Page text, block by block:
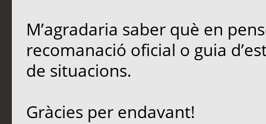
M’agradaria saber què en
recomanació oficial o guia
de situacions.
Gràcies per endavant!